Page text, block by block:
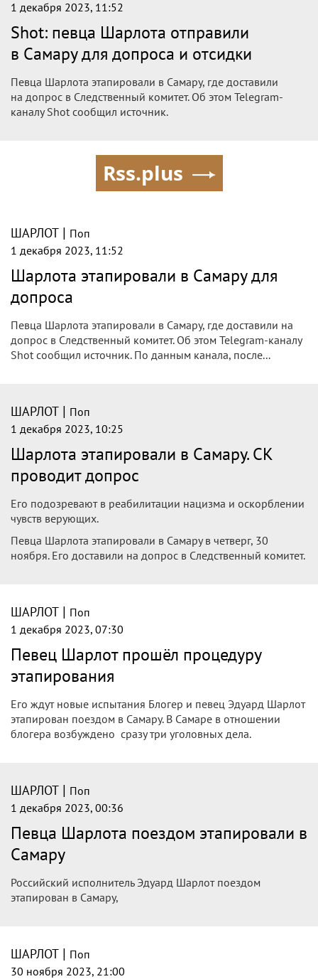
1 декабря 2023, 11:52
Shot: певца Шарлота отправили
в Самару для допроса и отсидки
Певца Шарлота этапировали в Самару, где доставили
на допрос в Следственный комитет. Об этом Telegram-
каналу Shot сообщил источник.
ШАРЛОТ | Поп
1 декабря 2023, 11:52
Шарлота этапировали в Самару для
допроса
Певца Шарлота этапировали в Самару, где доставили на
допрос в Следственный комитет. Об этом Telegram-каналу
Shot сообщил источник. По данным канала, после...
ШАРЛОТ | Поп
1 декабря 2023, 10:25
Шарлота этапировали в Самару. СК
проводит допрос
Его подозревают в реабилитации нацизма и оскорблении
чувств верующих.
Певца Шарлота этапировали в Самару в четверг, 30
ноября. Его доставили на допрос в Следственный комитет.
ШАРЛОТ | Поп
1 декабря 2023, 07:30
Певец Шарлот прошёл процедуру
этапирования
Его ждут новые испытания Блогер и певец Эдуард Шарлот
этапирован поездом в Самару. В Самаре в отношении
блогера возбуждено сразу три уголовных дела.
ШАРЛОТ | Поп
1 декабря 2023, 00:36
Певца Шарлота поездом этапировали в
Самару
Российский исполнитель Эдуард Шарлот поездом
этапирован в Самару,
ШАРЛОТ | Поп
30 ноября 2023, 21:00
Rss.plus